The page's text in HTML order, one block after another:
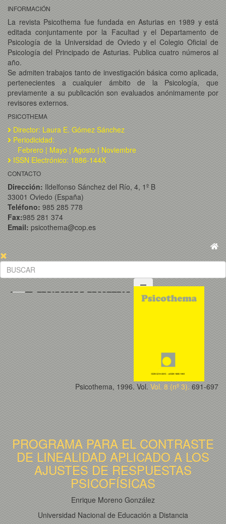
INFORMACIÓN
La revista Psicothema fue fundada en Asturias en 1989 y está
editada conjuntamente por la Facultad y el Departamento de
Psicología de la Universidad de Oviedo y el Colegio Oficial de
Psicología del Principado de Asturias. Publica cuatro números al
año.
Se admiten trabajos tanto de investigación básica como aplicada,
pertenecientes a cualquier ámbito de la Psicología, que
previamente a su publicación son evaluados anónimamente por
revisores externos.
PSICOTHEMA
Director: Laura E. Gómez Sánchez
Periodicidad:
Febrero | Mayo | Agosto | Noviembre
ISSN Electrónico: 1886-144X
CONTACTO
Dirección: Ildelfonso Sánchez del Río, 4, 1º B
33001 Oviedo (España)
Teléfono: 985 285 778
Fax:985 281 374
Email: psicothema@cop.es
Psicothema, 1996. Vol. Vol. 8 (nº 3). 691-697
PROGRAMA PARA EL CONTRASTE
DE LINEALIDAD APLICADO A LOS
AJUSTES DE RESPUESTAS
PSICOFÍSICAS
Enrique Moreno González
Universidad Nacional de Educación a Distancia